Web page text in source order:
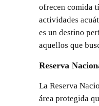
ofrecen comida
actividades
es un destino
aquellos que
Reserva
La Reserva
área protegida